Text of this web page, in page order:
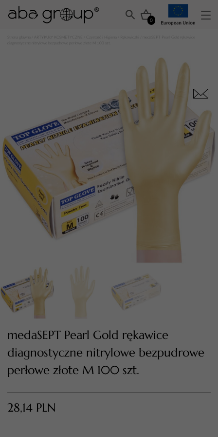
0
TWÓJ KOSZYK (0)
Suma koszyka (
PRZEJDŹ DO KOSZYKA
ARTYKUŁY KOSMETYCZNE
/ medaSEPT Pearl Gold rękawice
diagnostyczne nitrylowe bezpudrowe perłowe złote M 100 szt.
medaSEPT Pearl Gold rękawice
diagnostyczne nitrylowe bezpudrowe
perłowe złote M 100 szt.
28,14 PLN